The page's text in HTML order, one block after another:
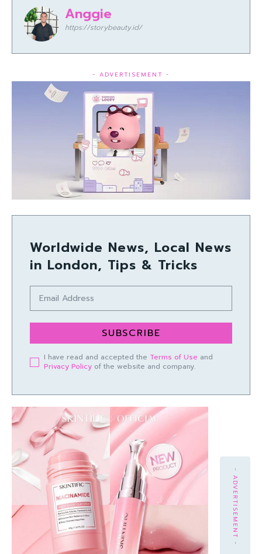
Anggie
https://storybeauty.id/
- ADVERTISEMENT -
Worldwide News, Local News
in London, Tips & Tricks
SUBSCRIBE
I have read and accepted the Terms of Use and
Privacy Policy of the website and company.
- ADVERTISEMENT -